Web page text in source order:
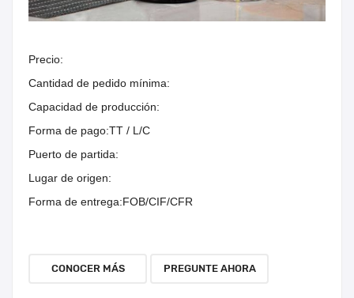
Precio:
Cantidad de pedido mínima:
Capacidad de producción:
Forma de pago:TT / L/C
Puerto de partida:
Lugar de origen:
Forma de entrega:FOB/CIF/CFR
CONOCER MÁS PREGUNTE AHORA